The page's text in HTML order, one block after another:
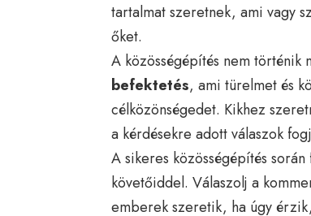
tartalmat szeretnek, ami vagy
őket.
A közösségépítés nem történik
befektetés, ami türelmet és
célközönségedet. Kikhez
a kérdésekre adott válaszok
A sikeres közösségépítés
követőiddel. Válaszolj a
emberek szeretik, ha úgy